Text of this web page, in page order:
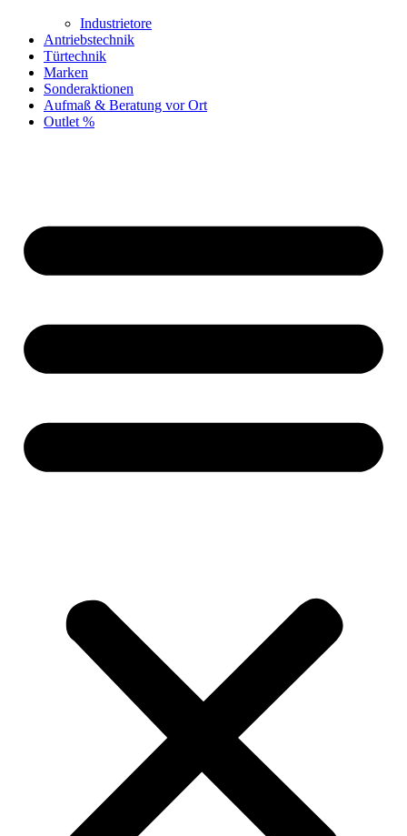
Industrietore
Antriebstechnik
Türtechnik
Marken
Sonderaktionen
Aufmaß & Beratung vor Ort
Outlet %